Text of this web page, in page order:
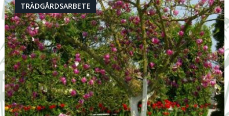
TRÄDGÅRDSARBETE